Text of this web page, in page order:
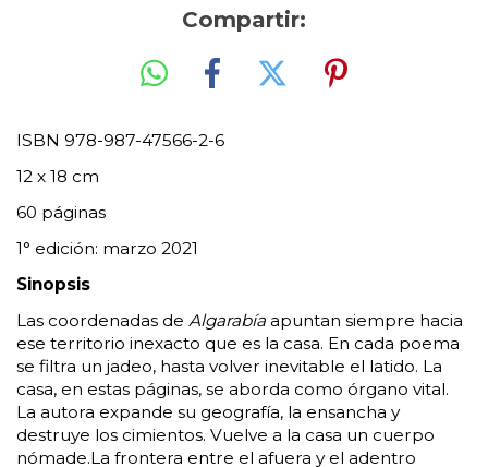
Compartir:
ISBN 978-987-47566-2-6
12 x 18 cm
60 páginas
1° edición: marzo 2021
Sinopsis
Las coordenadas de Algarabía apuntan siempre hacia
ese territorio inexacto que es la casa. En cada poema
se filtra un jadeo, hasta volver inevitable el latido. La
casa, en estas páginas, se aborda como órgano vital.
La autora expande su geografía, la ensancha y
destruye los cimientos. Vuelve a la casa un cuerpo
nómade.La frontera entre el afuera y el adentro